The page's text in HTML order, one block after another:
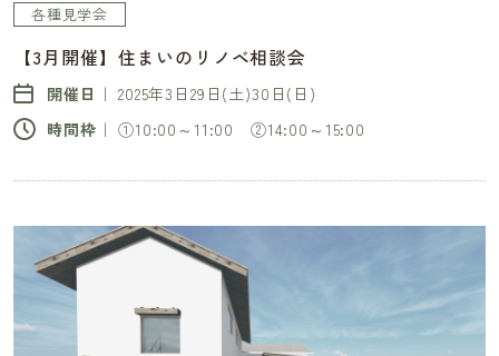
各種見学会
【3月開催】住まいのリノベ相談会
開催日｜ 2025年3日29日(土)30日(日)
時間枠｜ ①10:00～11:00 ②14:00～15:00